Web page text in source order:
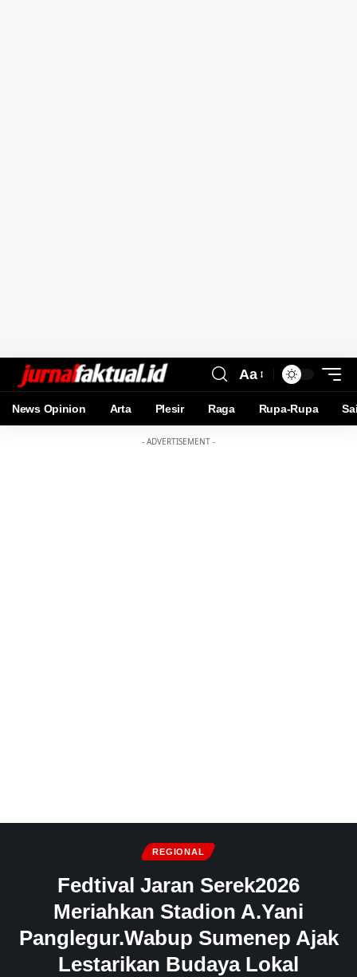
Aa
News Opinion Arta Plesir Raga Rupa-Rupa
- ADVERTISEMENT -
REGIONAL
Fedtival Jaran Serek2026
Meriahkan Stadion A.Yani
Panglegur.Wabup Sumenep Ajak
Lestarikan Budaya Lokal